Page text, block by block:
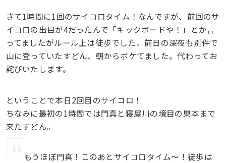
さて1時間に1回のサイコロタイム！なんですが、前回のサ
イコロの出目が4だったんで「キックボードや！」とか言
ってましたがルール上は徒歩でした。前日の深夜も別件で
山に登っていたすどん、朝からボケてました。代わってお
詫びいたします。
ということで本日2回目のサイコロ！
ちなみに最初の1時間では門真と寝屋川の境目の巣本まで
来たすどん。
もうほぼ門真！このあとサイコロタイム～！徒歩は